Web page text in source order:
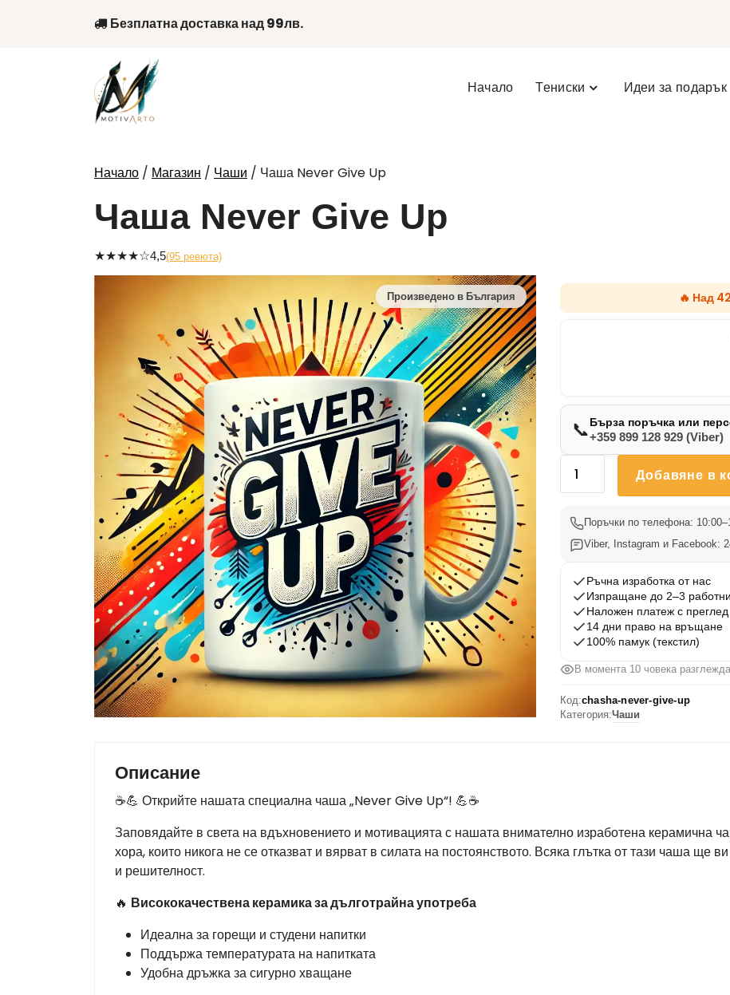
Безплатна доставка над 99лв.
Начало Тениски Идеи за подарък
Начало / Магазин / Чаши / Чаша Never Give Up
Чаша Never Give Up
★★★★☆4,5(95 ревюта)
🔥 Над
📞Бърза поръчка или
+359 899 128 929 (Viber)
количество
Never
Give
Добавяне в
Поръчки по телефона:
Viber, Instagram и Facebook:
Ръчна изработка от нас
Изпращане до 2–3
Наложен платеж с преглед
14 дни право на връщане
100% памук (текстил)
В момента 10 човека
Код:chasha-never-give-up
Категория:Чаши
Описание
☕💪 Открийте нашата специална чаша „Never Give Up“! 💪☕
Заповядайте в света на вдъхновението и мотивацията с нашата внимателно изработена керамична
хора, които никога не се отказват и вярват в силата на постоянството. Всяка глътка от тази чаша ще
и решителност.
🔥 Висококачествена керамика за дълготрайна употреба
Идеална за горещи и студени напитки
Поддържа температурата на напитката
Удобна дръжка за сигурно хващане